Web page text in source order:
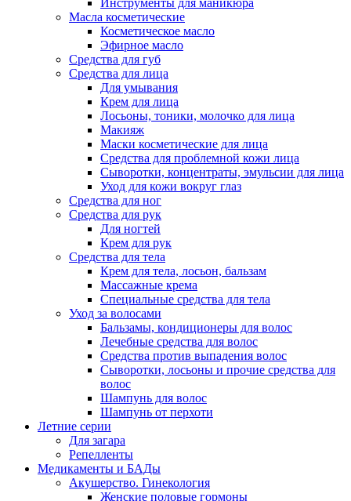
Инструменты для маникюра
Масла косметические
Косметическое масло
Эфирное масло
Средства для губ
Средства для лица
Для умывания
Крем для лица
Лосьоны, тоники, молочко для лица
Макияж
Маски косметические для лица
Средства для проблемной кожи лица
Сыворотки, концентраты, эмульсии для лица
Уход для кожи вокруг глаз
Средства для ног
Средства для рук
Для ногтей
Крем для рук
Средства для тела
Крем для тела, лосьон, бальзам
Массажные крема
Специальные средства для тела
Уход за волосами
Бальзамы, кондиционеры для волос
Лечебные средства для волос
Средства против выпадения волос
Сыворотки, лосьоны и прочие средства для
волос
Шампунь для волос
Шампунь от перхоти
Летние серии
Для загара
Репелленты
Медикаменты и БАДы
Акушерство. Гинекология
Женские половые гормоны